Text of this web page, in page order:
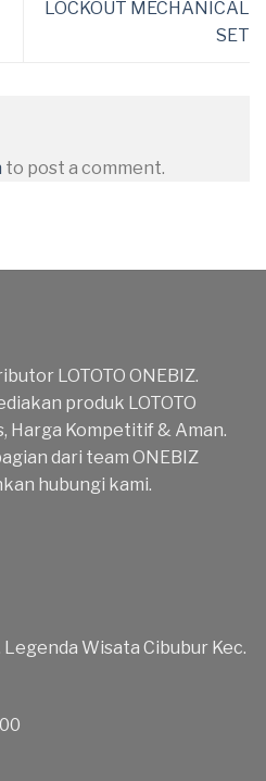
LOCKOUT MECHANICAL
SET
to post a comment.
LOTOTO ONEBIZ.
produk LOTOTO
Harga Kompetitif & Aman.
dari team ONEBIZ
hubungi kami.
Wisata Cibubur Kec.